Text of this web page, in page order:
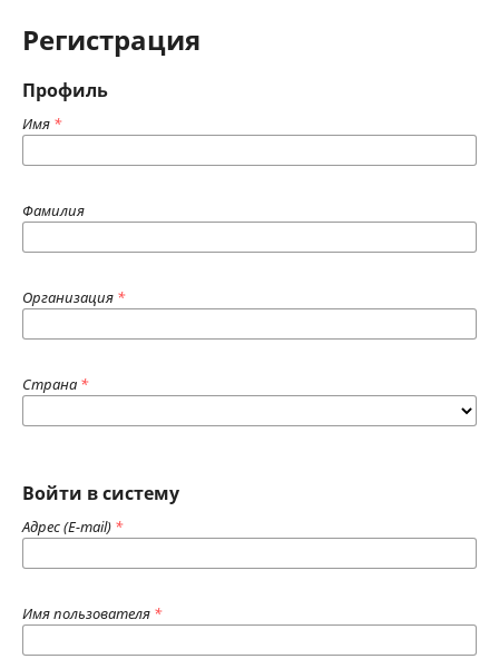
Регистрация
Профиль
Имя *
Фамилия
Организация *
Страна *
Войти в систему
Адрес (E-mail) *
Имя пользователя *